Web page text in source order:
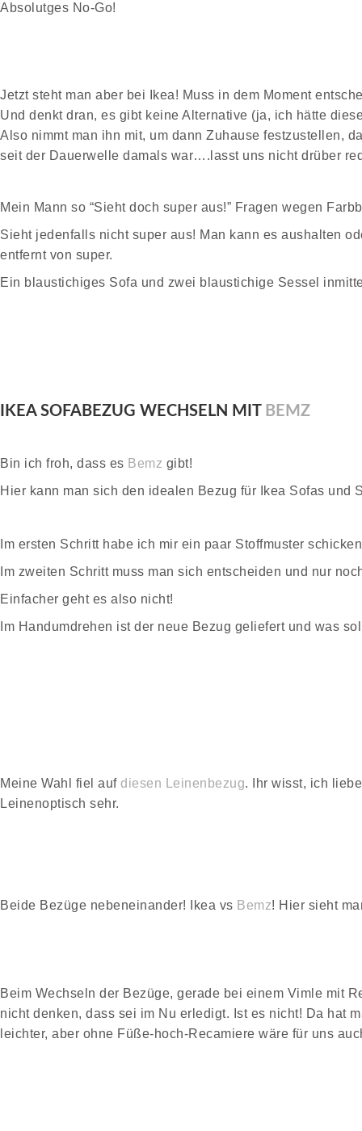
Absolutges No-Go!
Jetzt steht man aber bei Ikea! Muss in dem Moment
Und denkt dran, es gibt keine Alternative (ja, ich hätte
Also nimmt man ihn mit, um dann Zuhause festzustellen,
seit der Dauerwelle damals war….lasst uns nicht drüber
Mein Mann so “Sieht doch super aus!” Fragen wegen
Sieht jedenfalls nicht super aus! Man kann es aushalten
entfernt von super.
Ein blaustichiges Sofa und zwei blaustichige Sessel
IKEA SOFABEZUG WECHSELN MIT BEMZ
Bin ich froh, dass es Bemz gibt!
Hier kann man sich den idealen Bezug für Ikea Sofas und
Im ersten Schritt habe ich mir ein paar Stoffmuster
Im zweiten Schritt muss man sich entscheiden und nur
Einfacher geht es also nicht!
Im Handumdrehen ist der neue Bezug geliefert und was
Meine Wahl fiel auf diesen Leinenbezug. Ihr wisst, ich
Leinenoptisch sehr.
Beide Bezüge nebeneinander! Ikea vs Bemz! Hier sieht
Beim Wechseln der Bezüge, gerade bei einem Vimle mit
nicht denken, dass sei im Nu erledigt. Ist es nicht! Da hat
leichter, aber ohne Füße-hoch-Recamiere wäre für uns